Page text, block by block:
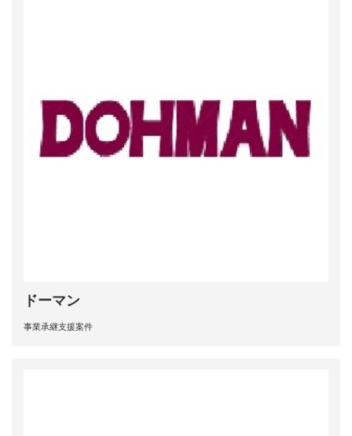
ドーマン
事業承継支援案件